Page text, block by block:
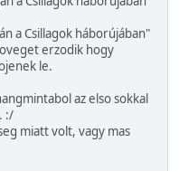
a Csillagok háborújában"
erzodik hogy
le.
az elso sokkal
:/
miatt volt, vagy mas